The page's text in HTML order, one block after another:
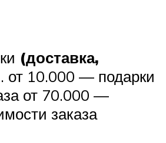
(доставка,
. от 10.000 — подарки
от 70.000 —
заказа